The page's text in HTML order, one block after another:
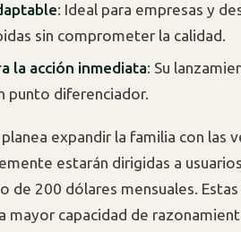
: Ideal para empresas y
sin comprometer la calidad.
la acción inmediata: Su
punto diferenciador.
expandir la familia con las
estarán dirigidas a
de 200 dólares mensuales.
mayor capacidad de